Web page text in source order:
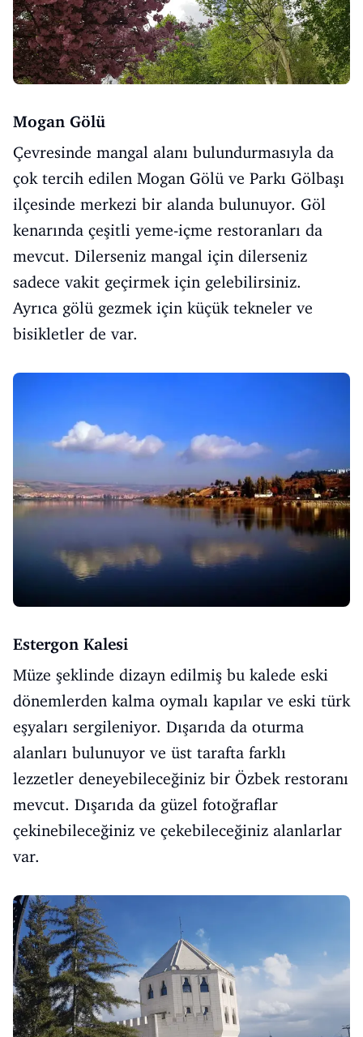
Mogan Gölü
Çevresinde mangal alanı bulundurmasıyla da
çok tercih edilen Mogan Gölü ve Parkı Gölbaşı
ilçesinde merkezi bir alanda bulunuyor. Göl
kenarında çeşitli yeme-içme restoranları da
mevcut. Dilerseniz mangal için dilerseniz
sadece vakit geçirmek için gelebilirsiniz.
Ayrıca gölü gezmek için küçük tekneler ve
bisikletler de var.
Estergon Kalesi
Müze şeklinde dizayn edilmiş bu kalede eski
dönemlerden kalma oymalı kapılar ve eski türk
eşyaları sergileniyor. Dışarıda da oturma
alanları bulunuyor ve üst tarafta farklı
lezzetler deneyebileceğiniz bir Özbek restoranı
mevcut. Dışarıda da güzel fotoğraflar
çekinebileceğiniz ve çekebileceğiniz alanlarlar
var.